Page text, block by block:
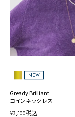
NEW
Gready Brilliant
コインネックレス
¥3,300税込